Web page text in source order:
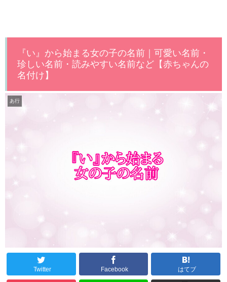
『い』から始まる女の子の名前｜可愛い名前・
珍しい名前・読みやすい名前など【赤ちゃんの
名付け】
あ行
Twitter Facebook はてブ